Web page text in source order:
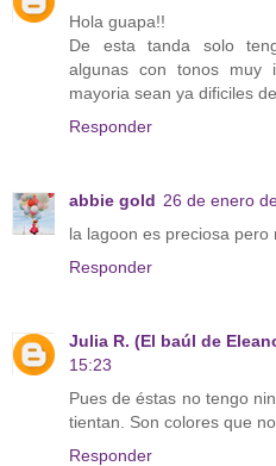
Hola guapa!!
De esta tanda solo
algunas con tonos muy
mayoria sean ya dificiles
Responder
abbie gold 26 de enero
la lagoon es preciosa
Responder
Julia R. (El baúl de
15:23
Pues de éstas no tengo
tientan. Son colores que
Responder